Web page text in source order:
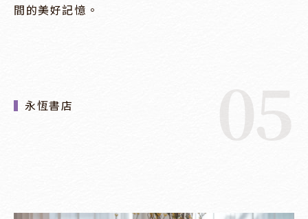
間的美好記憶。
永恆書店 05